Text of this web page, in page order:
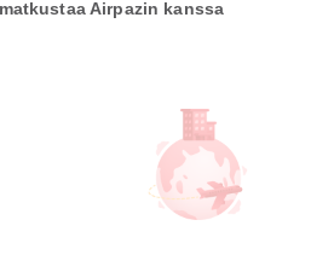
Airpazin kanssa